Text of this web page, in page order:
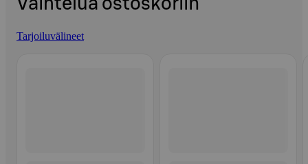
Vaihtelua ostoskoriin
Tarjoiluvälineet